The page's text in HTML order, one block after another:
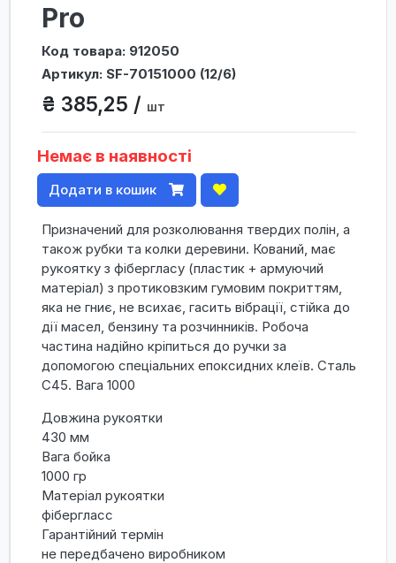
Pro
Код товара: 912050
Артикул: SF-70151000 (12/6)
₴ 385,25 / шт
Немає в наявності
Додати в кошик
Призначений для розколювання твердих полін, а
також рубки та колки деревини. Кований, має
рукоятку з фібергласу (пластик + армуючий
матеріал) з протиковзким гумовим покриттям,
яка не гниє, не всихає, гасить вібрації, стійка до
дії масел, бензину та розчинників. Робоча
частина надійно кріпиться до ручки за
допомогою спеціальних епоксидних клеїв. Сталь
C45. Вага 1000
Довжина рукоятки
430 мм
Вага бойка
1000 гр
Матеріал рукоятки
фібергласс
Гарантійний термін
не передбачено виробником